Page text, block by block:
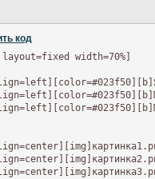
код
width=70%]